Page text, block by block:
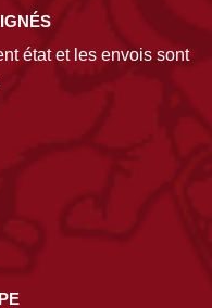
état et les envois sont